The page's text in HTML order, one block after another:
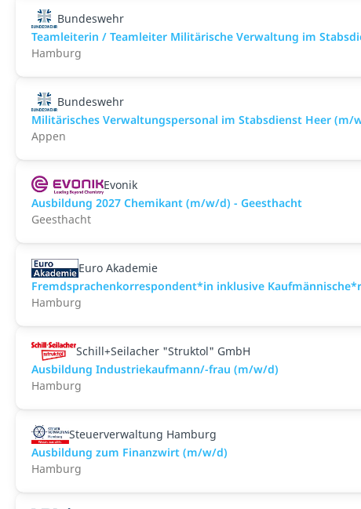
Bundeswehr
Teamleiterin / Teamleiter Militärische Verwaltung im
Hamburg
Bundeswehr
Militärisches Verwaltungspersonal im Stabsdienst Heer (m/
Appen
Evonik
Ausbildung 2027 Chemikant (m/w/d) - Geesthacht
Geesthacht
Euro Akademie
Fremdsprachenkorrespondent*in inklusive
Hamburg
Schill+Seilacher "Struktol" GmbH
Ausbildung Industriekaufmann/-frau (m/w/d)
Hamburg
Steuerverwaltung Hamburg
Ausbildung zum Finanzwirt (m/w/d)
Hamburg